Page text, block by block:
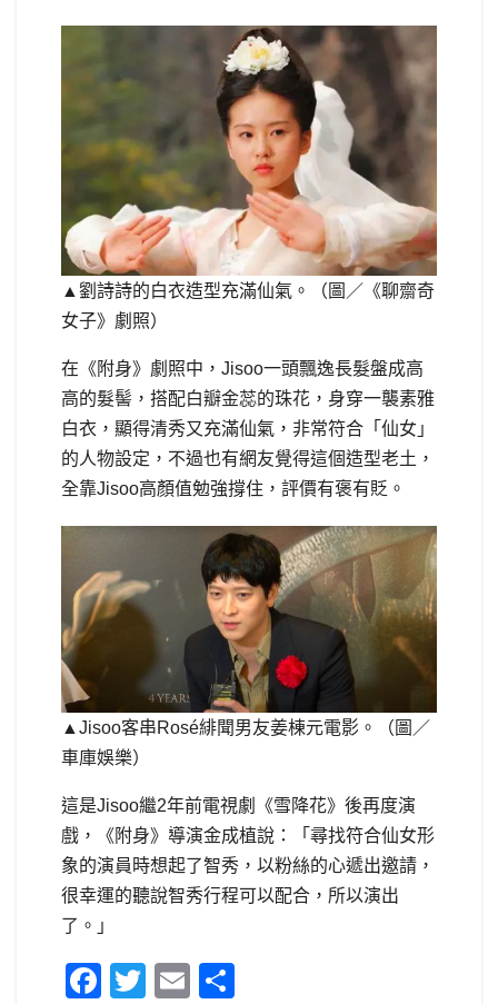
▲劉詩詩的白衣造型充滿仙氣。（圖／《聊齋奇
女子》劇照）
在《附身》劇照中，Jisoo一頭飄逸長髮盤成高
高的髮髻，搭配白瓣金蕊的珠花，身穿一襲素雅
白衣，顯得清秀又充滿仙氣，非常符合「仙女」
的人物設定，不過也有網友覺得這個造型老土，
全靠Jisoo高顏值勉強撐住，評價有褒有貶。
▲Jisoo客串Rosé緋聞男友姜棟元電影。（圖／
車庫娛樂）
這是Jisoo繼2年前電視劇《雪降花》後再度演
戲，《附身》導演金成植說：「尋找符合仙女形
象的演員時想起了智秀，以粉絲的心遞出邀請，
很幸運的聽說智秀行程可以配合，所以演出
了。」
F
T
E